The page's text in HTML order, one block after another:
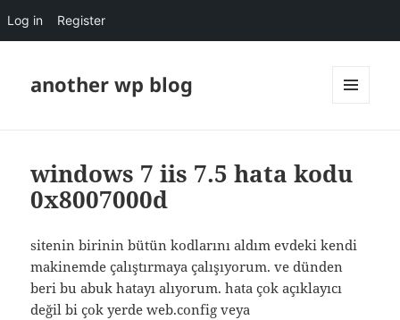
Log in Register
another wp blog
windows 7 iis 7.5 hata kodu
0x8007000d
sitenin birinin bütün kodlarını aldım evdeki kendi
makinemde çalıştırmaya çalışıyorum. ve dünden
beri bu abuk hatayı alıyorum. hata çok açıklayıcı
değil bi çok yerde web.config veya